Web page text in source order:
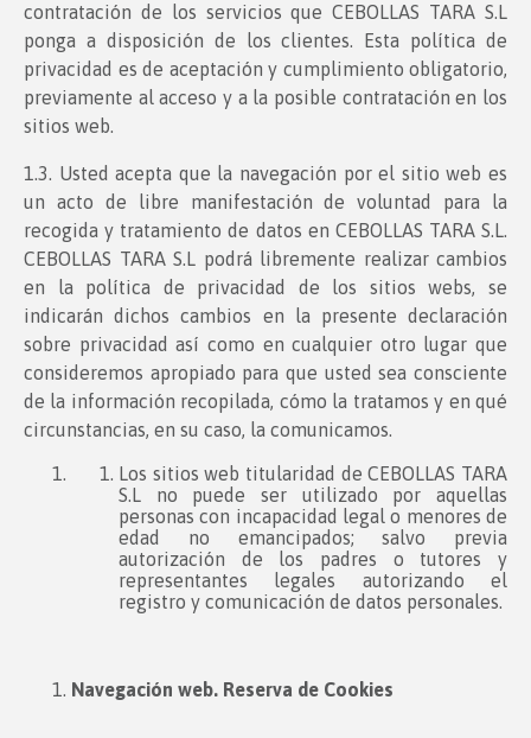
contratación de los servicios que CEBOLLAS TARA S.L
ponga a disposición de los clientes. Esta política de
privacidad es de aceptación y cumplimiento obligatorio,
previamente al acceso y a la posible contratación en los
sitios web.
1.3. Usted acepta que la navegación por el sitio web es
un acto de libre manifestación de voluntad para la
recogida y tratamiento de datos en CEBOLLAS TARA S.L.
CEBOLLAS TARA S.L podrá libremente realizar cambios
en la política de privacidad de los sitios webs, se
indicarán dichos cambios en la presente declaración
sobre privacidad así como en cualquier otro lugar que
consideremos apropiado para que usted sea consciente
de la información recopilada, cómo la tratamos y en qué
circunstancias, en su caso, la comunicamos.
Los sitios web titularidad de CEBOLLAS TARA
S.L no puede ser utilizado por aquellas
personas con incapacidad legal o menores de
edad no emancipados; salvo previa
autorización de los padres o tutores y
representantes legales autorizando el
registro y comunicación de datos personales.
Navegación web. Reserva de Cookies